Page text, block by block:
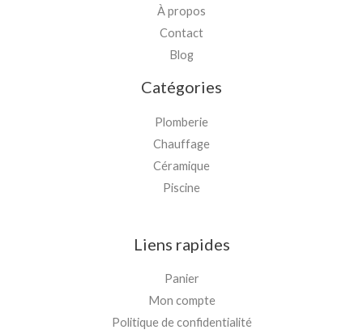
À propos
Contact
Blog
Catégories
Plomberie
Chauffage
Céramique
Piscine
Liens rapides
Panier
Mon compte
Politique de confidentialité